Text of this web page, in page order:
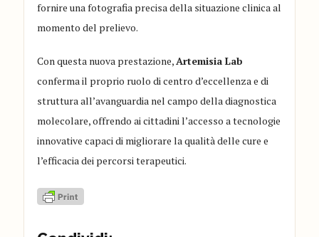
fornire una fotografia precisa della situazione clinica al
momento del prelievo.
Con questa nuova prestazione,Artemisia Lab
conferma il proprio ruolo di centro d’eccellenza e di
struttura all’avanguardia nel campo della diagnostica
molecolare, offrendo ai cittadini l’accesso a tecnologie
innovative capaci di migliorare la qualità delle cure e
l’efficacia dei percorsi terapeutici.